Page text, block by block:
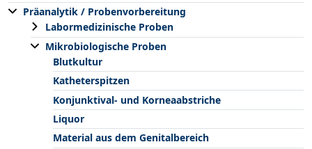
Präanalytik / Probenvorbereitung
Labormedizinische Proben
Mikrobiologische Proben
Blutkultur
Katheterspitzen
Konjunktival- und Korneaabstriche
Liquor
Material aus dem Genitalbereich